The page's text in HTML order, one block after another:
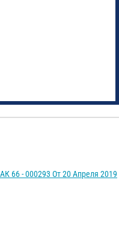
66 - 000293 От 20 Апреля 2019